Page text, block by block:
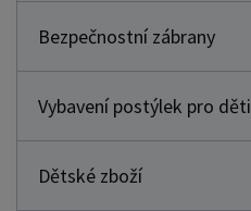
Bezpečnostní zábrany
Vybavení postýlek pro děti
Dětské zboží